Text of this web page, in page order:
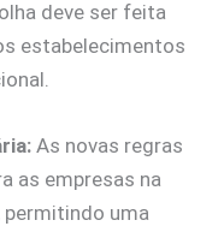
deve ser feita
estabelecimentos
As novas regras
as empresas na
uma